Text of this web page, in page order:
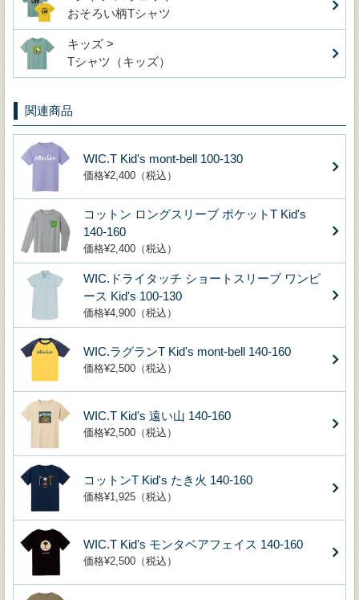
おそろい柄Tシャツ
キッズ >
Tシャツ（キッズ）
関連商品
WIC.T Kid's mont-bell 100-130
価格¥2,400（税込）
コットン ロングスリーブ ポケットT Kid's
140-160
価格¥2,400（税込）
WIC.ドライタッチ ショートスリーブ ワンピ
ース Kid's 100-130
価格¥4,900（税込）
WIC.ラグランT Kid's mont-bell 140-160
価格¥2,500（税込）
WIC.T Kid's 遠い山 140-160
価格¥2,500（税込）
コットンT Kid's たき火 140-160
価格¥1,925（税込）
WIC.T Kid's モンタベアフェイス 140-160
価格¥2,500（税込）